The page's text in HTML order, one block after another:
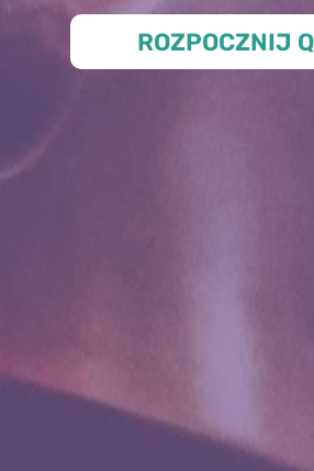
ROZPOCZNIJ